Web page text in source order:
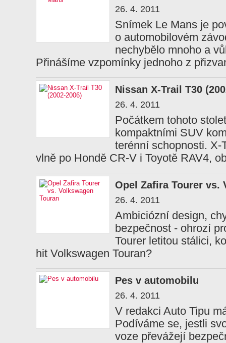
26. 4. 2011
Snímek Le Mans je
o automobilovém
nechybělo mnoho a
Přinášíme vzpomínky jednoho z
Nissan X-Trail T30
26. 4. 2011
Počátkem tohoto
kompaktními SUV
terénní schopnosti. X-
vlně po Hondě CR-V i Toyotě RAV4,
Opel Zafira Tourer vs.
26. 4. 2011
Ambiciózní design,
bezpečnost - ohrozí
Tourer letitou stálici,
hit Volkswagen Touran?
Pes v automobilu
26. 4. 2011
V redakci Auto Tipu
Podíváme se, jestli
voze převážejí